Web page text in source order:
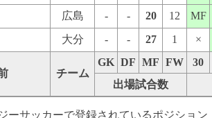
広島 - - 20 12 MF
大分 - - 27 1 ×
チーム
GK DF MF FW 30
出場試合数
サッカーで登録されているポジション